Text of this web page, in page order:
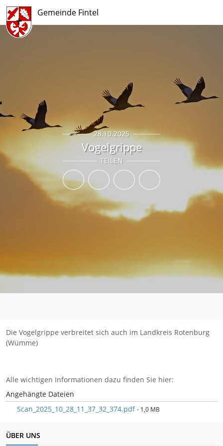
Gemeinde Fintel
28.10.2025
Vogelgrippe
TEILEN
Die Vogelgrippe verbreitet sich auch im Landkreis Rotenburg
(Wümme)
Alle wichtigen Informationen dazu finden Sie hier:
Angehängte Dateien
Scan_2025_10_28_11_37_32_374.pdf- 1,0 MB
ÜBER UNS